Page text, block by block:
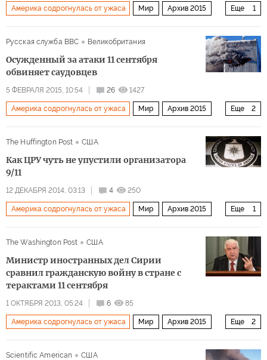
Еще 1
Америка содрогнулась от ужаса Мир Архив 2015
Русская служба BBC
Великобритания
Осужденный за атаки 11 сентября
обвиняет саудовцев
5 ФЕВРАЛЯ 2015, 10:54 26 1427
Еще 2
Америка содрогнулась от ужаса Мир Архив 2015
The Huffington Post
США
Как ЦРУ чуть не упустили организатора
9/11
12 ДЕКАБРЯ 2014, 03:13 4 250
Еще 1
Америка содрогнулась от ужаса Мир Архив 2015
The Washington Post
США
Министр иностранных дел Сирии
сравнил гражданскую войну в стране с
терактами 11 сентября
1 ОКТЯБРЯ 2013, 05:24 6 85
Еще 2
Америка содрогнулась от ужаса Мир Архив 2015
Scientific American
США